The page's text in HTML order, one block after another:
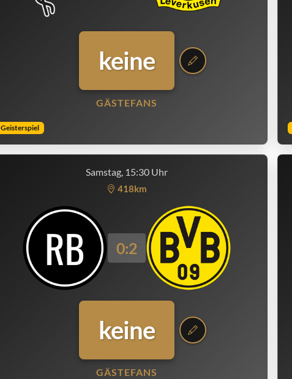
keine
GÄSTEFANS
Geisterspiel
Samstag, 15:30 Uhr
418km
0:2
keine
GÄSTEFANS